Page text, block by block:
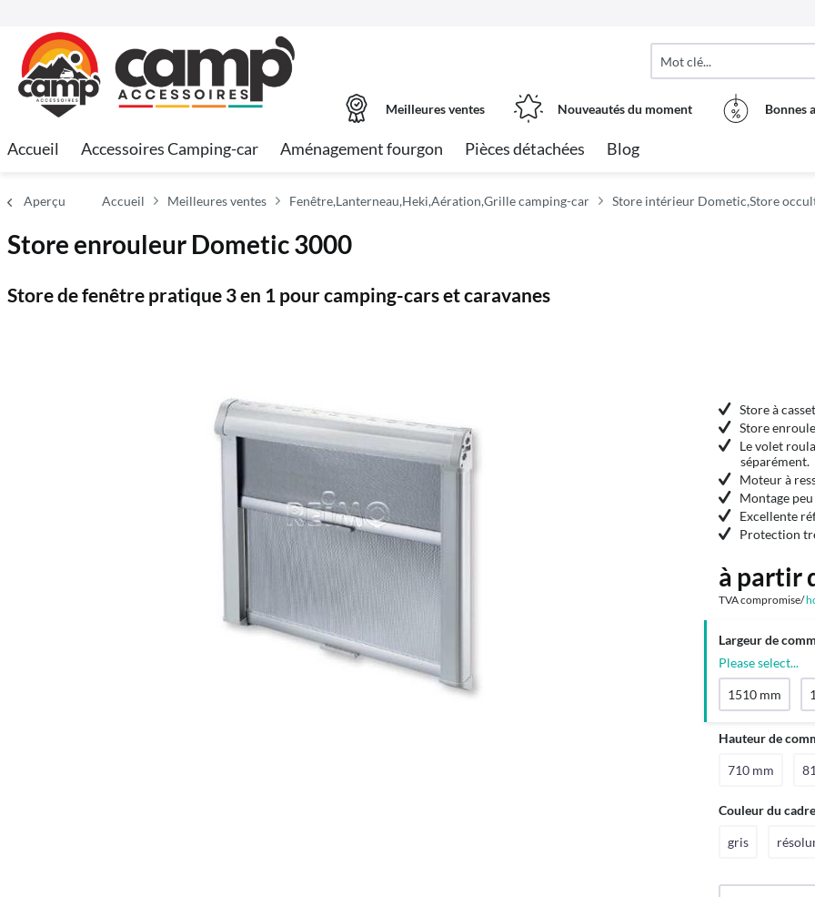
Meilleures ventes Nouveautés du moment Bonnes
Accueil Accessoires Camping-car Aménagement fourgon Pièces détachées Blog
Aperçu Accueil Meilleures ventes Fenêtre,Lanterneau,Heki,Aération,Grille camping-car Store intérieur Dometic,Store
Store enrouleur Dometic 3000
Store de fenêtre pratique 3 en 1 pour camping-cars et caravanes
Store à
Store
Le volet
séparément.
Moteur à
Montage
Excellente
Protection
à partir
TVA compromise/
Largeur de
Please select...
1510 mm
Hauteur de
710 mm
Couleur du
gris